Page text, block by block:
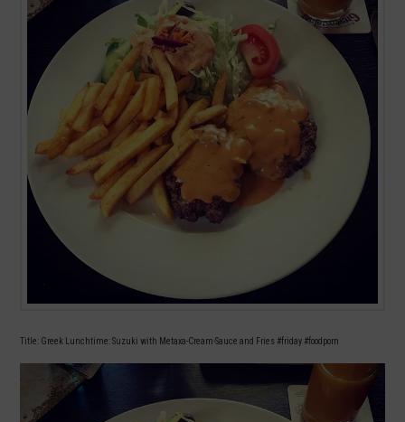
Title: Greek Lunchtime: Suzuki with Metaxa-Cream-Sauce and Fries #friday #foodporn